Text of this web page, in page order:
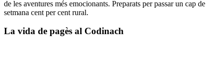
de les aventures més emocionants. Preparats per passar un cap de
setmana cent per cent rural.
La vida de pagès al Codinach